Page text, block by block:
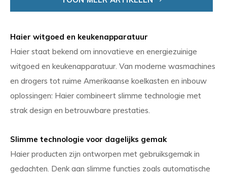
Haier witgoed en keukenapparatuur
Haier staat bekend om innovatieve en energiezuinige
witgoed en keukenapparatuur. Van moderne wasmachines
en drogers tot ruime Amerikaanse koelkasten en inbouw
oplossingen: Haier combineert slimme technologie met
strak design en betrouwbare prestaties.
Slimme technologie voor dagelijks gemak
Haier producten zijn ontworpen met gebruiksgemak in
gedachten. Denk aan slimme functies zoals automatische